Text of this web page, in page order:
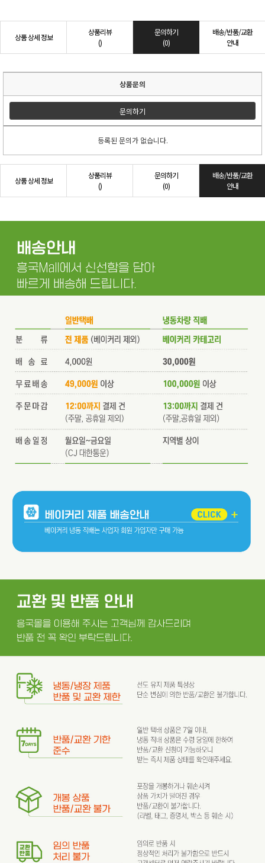
상품 상세 정보
상품리뷰
()
문의하기
(0)
배송/반품/교환
안내
상품문의
문의하기
등록된 문의가 없습니다.
상품 상세 정보
상품리뷰
()
문의하기
(0)
배송/반품/교환
안내